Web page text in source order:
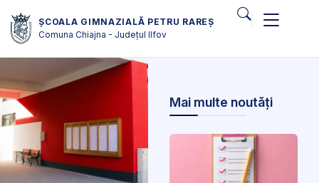
ȘCOALA GIMNAZIALĂ PETRU RAREȘ
Comuna Chiajna - Județul Ilfov
Mai multe noutăți